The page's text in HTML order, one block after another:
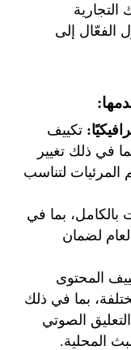
الفعّال إلى
: تكييف
في ذلك تغيير
المرئيات لتناسب
بالكامل، بما في
لضمان
المحتوى
بما في ذلك
الصوتي
المحلية.